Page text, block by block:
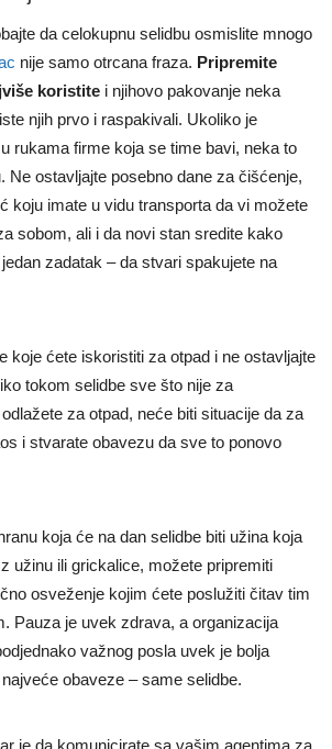
da celokupnu selidbu osmislite mnogo
nije samo otrcana fraza. Pripremite
koristite i njihovo pakovanje neka
njih prvo i raspakivali. Ukoliko je
rukama firme koja se time bavi, neka to
Ne ostavljajte posebno dane za čišćenje,
koju imate u vidu transporta da vi možete
sobom, ali i da novi stan sredite kako
zadatak – da stvari spakujete na
koje ćete iskoristiti za otpad i ne ostavljajte
tokom selidbe sve što nije za
za otpad, neće biti situacije da za
i stvarate obavezu da sve to ponovo
koja će na dan selidbe biti užina koja
užinu ili grickalice, možete pripremiti
osveženje kojim ćete poslužiti čitav tim
Pauza je uvek zdrava, a organizacija
važnog posla uvek je bolja
obaveze – same selidbe.